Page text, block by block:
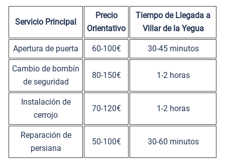
Servicio Principal
Precio
Orientativo
Tiempo de Llegada a
Villar de la Yegua
Apertura de puerta 60-100€ 30-45 minutos
Cambio de bombín
de seguridad
80-150€ 1-2 horas
Instalación de
cerrojo
70-120€ 1-2 horas
Reparación de
persiana
50-100€ 30-60 minutos